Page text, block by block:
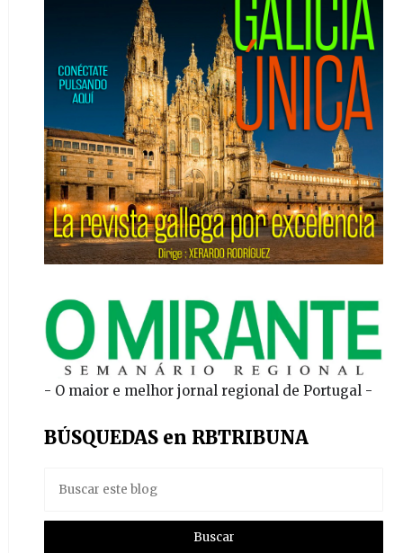
- O maior e melhor jornal regional de Portugal -
BÚSQUEDAS en RBTRIBUNA